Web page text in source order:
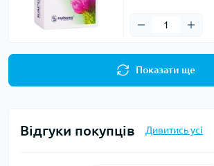
Показати ще
Відгуки покупців Дивитись усі